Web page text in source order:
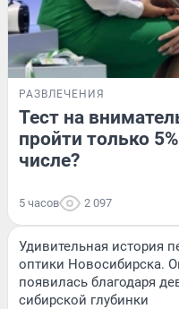
РАЗВЛЕЧЕНИЯ
Тест на
пройти только
числе?
5 часов 2 097
Удивительная история
оптики Новосибирска.
появилась благодаря
сибирской глубинки